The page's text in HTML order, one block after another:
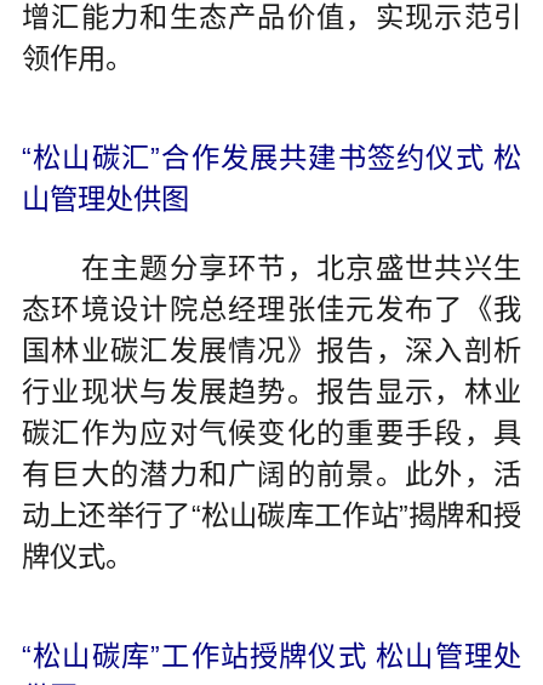
增汇能力和生态产品价值，实现示范引
领作用。
“松山碳汇”合作发展共建书签约仪式 松
山管理处供图
在主题分享环节，北京盛世共兴生
态环境设计院总经理张佳元发布了《我
国林业碳汇发展情况》报告，深入剖析
行业现状与发展趋势。报告显示，林业
碳汇作为应对气候变化的重要手段，具
有巨大的潜力和广阔的前景。此外，活
动上还举行了“松山碳库工作站”揭牌和授
牌仪式。
“松山碳库”工作站授牌仪式 松山管理处